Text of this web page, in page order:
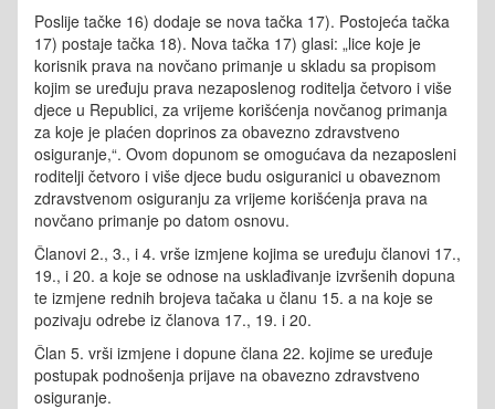
Poslije tačke 16) dodaje se nova tačka 17). Postojeća tačka
17) postaje tačka 18). Nova tačka 17) glasi: „lice koje je
korisnik prava na novčano primanje u skladu sa propisom
kojim se uređuju prava nezaposlenog roditelja četvoro i više
djece u Republici, za vrijeme korišćenja novčanog primanja
za koje je plaćen doprinos za obavezno zdravstveno
osiguranje,“. Ovom dopunom se omogućava da nezaposleni
roditelji četvoro i više djece budu osiguranici u obaveznom
zdravstvenom osiguranju za vrijeme korišćenja prava na
novčano primanje po datom osnovu.
Članovi 2., 3., i 4. vrše izmjene kojima se uređuju članovi 17.,
19., i 20. a koje se odnose na usklađivanje izvršenih dopuna
te izmjene rednih brojeva tačaka u članu 15. a na koje se
pozivaju odrebe iz članova 17., 19. i 20.
Član 5. vrši izmjene i dopune člana 22. kojime se uređuje
postupak podnošenja prijave na obavezno zdravstveno
osiguranje.